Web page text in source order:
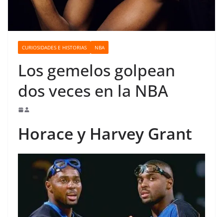
CURIOSIDADES E HISTORIAS NBA
Los gemelos golpean
dos veces en la NBA
Horace y Harvey Grant